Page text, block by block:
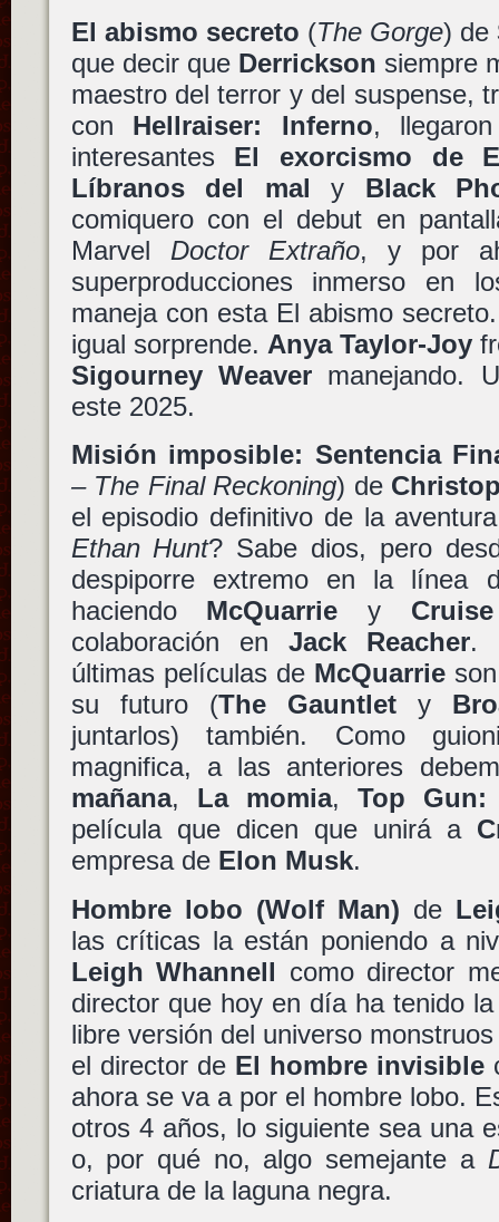
El abismo secreto (The Gorge) de
que decir que Derrickson siempre
maestro del terror y del suspense,
con Hellraiser: Inferno,
interesantes El exorcismo de
Líbranos del mal y Black
comiquero con el debut en
Marvel Doctor Extraño, y por
superproducciones inmerso en
maneja con esta El abismo
igual sorprende. Anya Taylor-Joy
Sigourney Weavermanejando.
este 2025.
Misión imposible: Sentencia
– The Final Reckoning) de
el episodio definitivo de la
Ethan Hunt? Sabe dios, pero
despiporre extremo en la línea
haciendo McQuarrie y Cruise
colaboración en Jack Reacher.
últimas películas de McQuarrieson
su futuro (The Gauntlety
juntarlos) también. Como
magnifica, a las anteriores
mañana, La momia, Top Gun:
película que dicen que unirá a
empresa de Elon Musk.
Hombre lobo (Wolf Man) de
las críticas la están poniendo a
Leigh Whannell como director
director que hoy en día ha tenido
libre versión del universo
el director de El hombre invisible
ahora se va a por el hombre lobo.
otros 4 años, lo siguiente sea una
o, por qué no, algo semejante a
criatura de la laguna negra.